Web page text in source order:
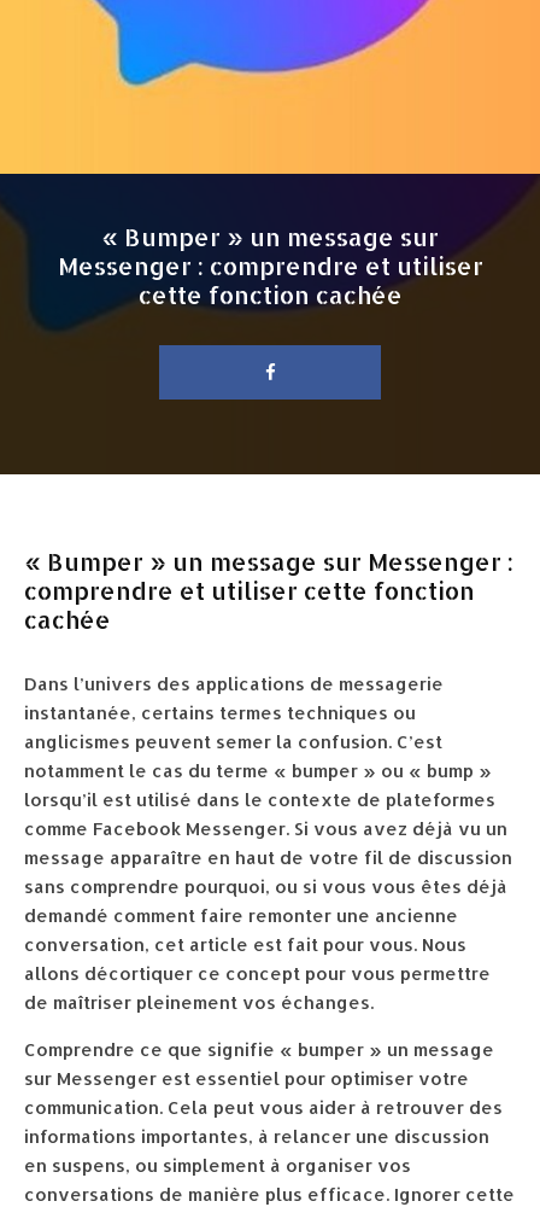
« Bumper » un message sur
Messenger : comprendre et utiliser
cette fonction cachée
« Bumper » un message sur Messenger :
comprendre et utiliser cette fonction
cachée
Dans l’univers des applications de messagerie
instantanée, certains termes techniques ou
anglicismes peuvent semer la confusion. C’est
notamment le cas du terme « bumper » ou « bump »
lorsqu’il est utilisé dans le contexte de plateformes
comme Facebook Messenger. Si vous avez déjà vu un
message apparaître en haut de votre fil de discussion
sans comprendre pourquoi, ou si vous vous êtes déjà
demandé comment faire remonter une ancienne
conversation, cet article est fait pour vous. Nous
allons décortiquer ce concept pour vous permettre
de maîtriser pleinement vos échanges.
Comprendre ce que signifie « bumper » un message
sur Messenger est essentiel pour optimiser votre
communication. Cela peut vous aider à retrouver des
informations importantes, à relancer une discussion
en suspens, ou simplement à organiser vos
conversations de manière plus efficace. Ignorer cette